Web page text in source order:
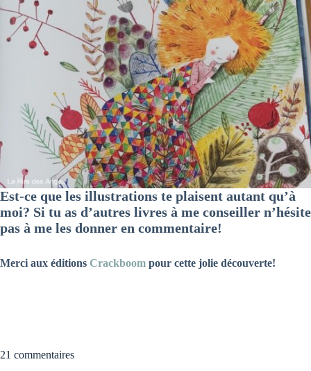
Est-ce que les illustrations te plaisent autant qu’à
moi? Si tu as d’autres livres à me conseiller n’hésite
pas à me les donner en commentaire!
Merci aux éditions Crackboom pour cette jolie découverte!
21 commentaires